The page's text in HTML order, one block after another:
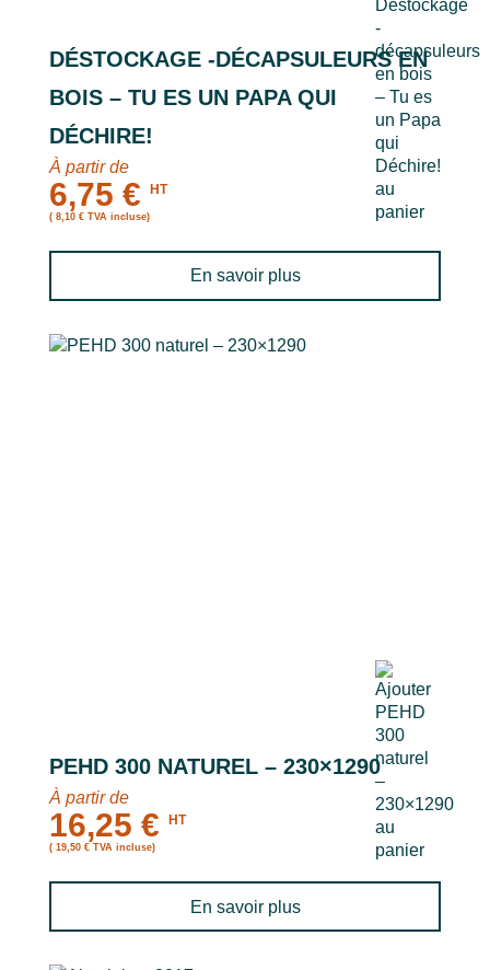
DÉSTOCKAGE -DÉCAPSULEURS EN
BOIS – TU ES UN PAPA QUI
DÉCHIRE!
À partir de
6,75 € HT
( 8,10 € TVA incluse)
En savoir plus
PEHD 300 NATUREL – 230×1290
À partir de
16,25 € HT
( 19,50 € TVA incluse)
En savoir plus